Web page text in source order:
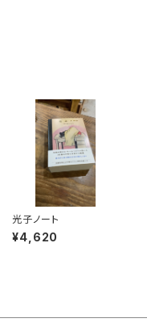
光子ノート
¥4,620